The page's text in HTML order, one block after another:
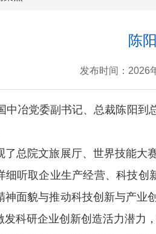
陈
发布时间：2026
中冶党委副书记、总裁陈阳到
了总院文旅展厅、世界技能大
细听取企业生产经营、科技创
神面貌与推动科技创新与产业
科研企业创新创造活力潜力